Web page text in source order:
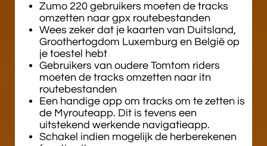
Zumo 220 gebruikers moeten de tracks
omzetten naar gpx routebestanden
Wees zeker dat je kaarten van Duitsland,
Groothertogdom Luxemburg en België op
je toestel hebt
Gebruikers van oudere Tomtom riders
moeten de tracks omzetten naar itn
routebestanden
Een handige app om tracks om te zetten is
de Myrouteapp. Dit is tevens een
uitstekend werkende navigatieapp.
Schakel indien mogelijk de herberekenen